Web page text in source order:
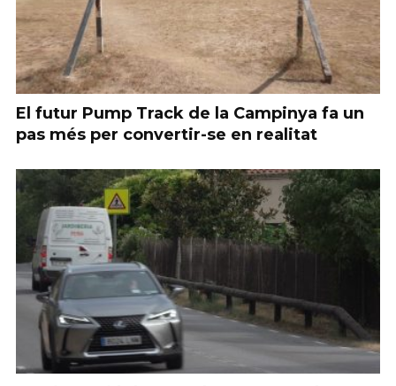
El futur Pump Track de la Campinya fa un
pas més per convertir-se en realitat